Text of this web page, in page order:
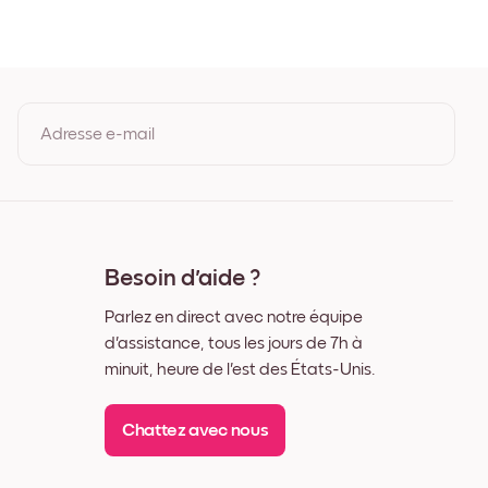
Adresse e-mail
Besoin d'aide ?
Parlez en direct avec notre équipe
d'assistance, tous les jours de 7h à
minuit, heure de l'est des États-Unis.
Chattez avec nous